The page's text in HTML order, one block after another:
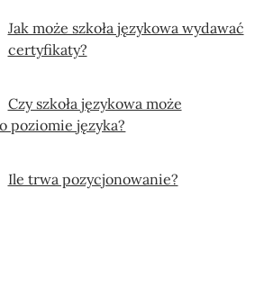
Jak może szkoła językowa wydawać
certyfikaty?
Czy szkoła językowa może
poziomie języka?
Ile trwa pozycjonowanie?